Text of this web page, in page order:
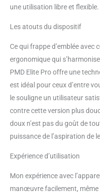
une utilisation libre et flexible.
Les atouts du dispositif
Ce qui frappe d’emblée avec
ergonomique qui
PMD Elite Pro offre une
est idéal pour ceux d’entre
le souligne un utilisateur
contre cette version plus
doux n’est pas du goût de
puissance de l’aspiration de
Expérience d’utilisation
Mon expérience avec
manœuvre facilement, même